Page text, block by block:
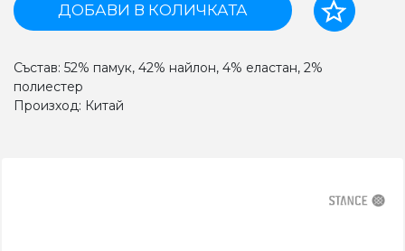
ДОБАВИ В КОЛИЧКАТА
Състав: 52% памук, 42% найлон, 4% еластан, 2%
полиестер
Произход: Китай